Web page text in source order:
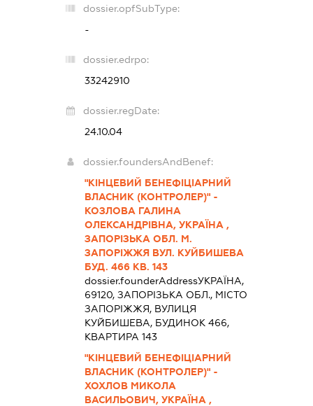
dossier.opfSubType:
-
dossier.edrpo:
33242910
dossier.regDate:
24.10.04
dossier.foundersAndBenef:
"КІНЦЕВИЙ БЕНЕФІЦІАРНИЙ
ВЛАСНИК (КОНТРОЛЕР)" -
КОЗЛОВА ГАЛИНА
ОЛЕКСАНДРІВНА, УКРАЇНА ,
ЗАПОРІЗЬКА ОБЛ. М.
ЗАПОРІЖЖЯ ВУЛ. КУЙБИШЕВА
БУД. 466 КВ. 143
dossier.founderAddressУКРАЇНА,
69120, ЗАПОРІЗЬКА ОБЛ., МІСТО
ЗАПОРІЖЖЯ, ВУЛИЦЯ
КУЙБИШЕВА, БУДИНОК 466,
КВАРТИРА 143
"КІНЦЕВИЙ БЕНЕФІЦІАРНИЙ
ВЛАСНИК (КОНТРОЛЕР)" -
ХОХЛОВ МИКОЛА
ВАСИЛЬОВИЧ, УКРАЇНА ,